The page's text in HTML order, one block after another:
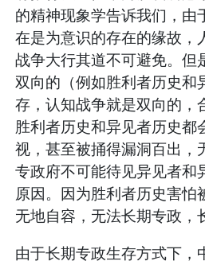
的精神现象学告诉我们，由
在是为意识的存在的缘故，
战争大行其道不可避免。但
双向的（例如胜利者历史和
存，认知战争就是双向的，
胜利者历史和异见者历史都
视，甚至被捅得漏洞百出，
专政府不可能待见异见者和
原因。因为胜利者历史害怕
无地自容，无法长期专政，
由于长期专政生存方式下，